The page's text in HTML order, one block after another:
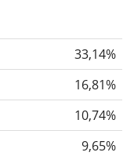
33,14%
16,81%
10,74%
9,65%